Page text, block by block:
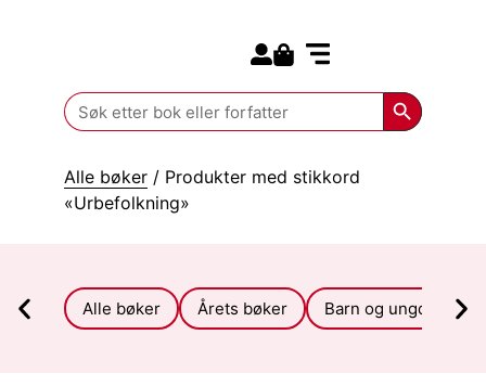
Search
for:
Search
Alle bøker / Produkter med stikkord
«Urbefolkning»
Alle bøker Årets bøker Barn og ungdom